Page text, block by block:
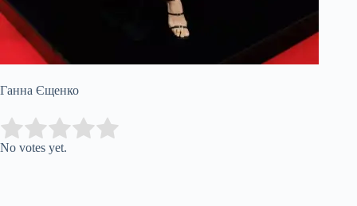
Ганна Єщенко
Rate this item:
No votes yet.